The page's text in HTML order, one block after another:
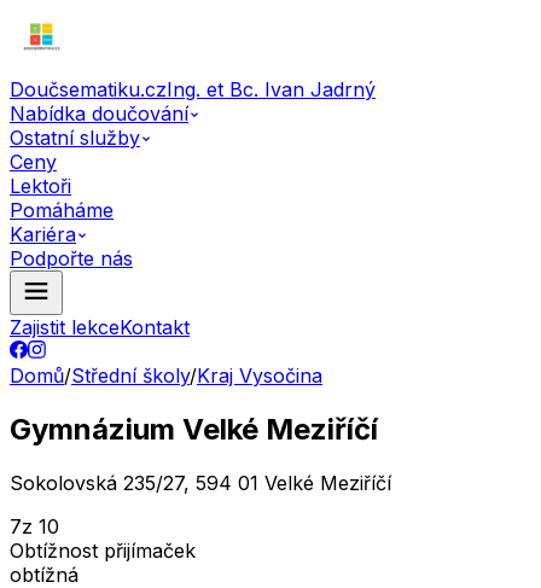
Doučsematiku.czIng. et Bc. Ivan Jadrný
Nabídka doučování
Ostatní služby
Ceny
Lektoři
Pomáháme
Kariéra
Podpořte nás
Zajistit lekceKontakt
Domů/Střední školy/Kraj Vysočina
Gymnázium Velké Meziříčí
Sokolovská 235/27, 594 01 Velké Meziříčí
7z 10
Obtížnost přijímaček
obtížná